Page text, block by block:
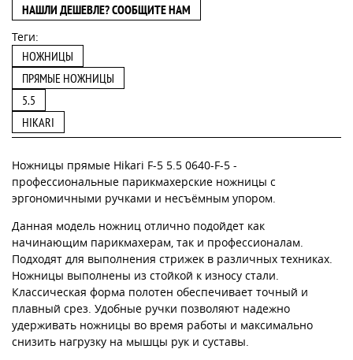
НАШЛИ ДЕШЕВЛЕ? СООБЩИТЕ НАМ
Теги:
НОЖНИЦЫ
ПРЯМЫЕ НОЖНИЦЫ
5.5
HIKARI
Ножницы прямые Hikari F-5 5.5 0640-F-5 -
профессиональные парикмахерские ножницы с
эргономичными ручками и несъёмным упором.
Данная модель ножниц отлично подойдет как
начинающим парикмахерам, так и профессионалам.
Подходят для выполнения стрижек в различных техниках.
Ножницы выполнены из стойкой к износу стали.
Классическая форма полотен обеспечивает точный и
плавный срез. Удобные ручки позволяют надежно
удерживать ножницы во время работы и максимально
снизить нагрузку на мышцы рук и суставы.